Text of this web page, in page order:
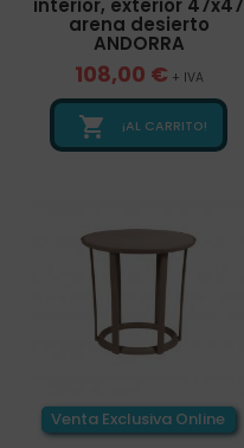
interior, exterior 47x47
arena desierto
ANDORRA
108,00 € + IVA
 ¡AL CARRITO!
Venta Exclusiva Online